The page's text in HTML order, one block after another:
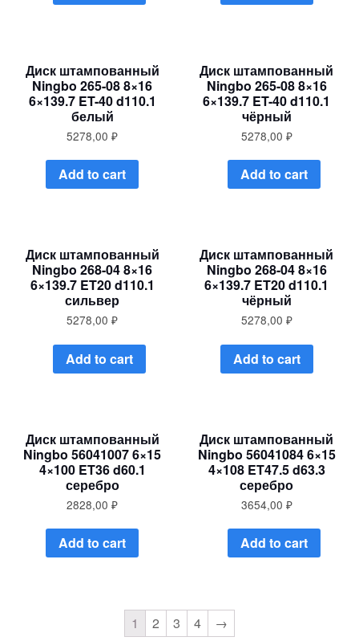
Диск штампованный
Ningbo 265-08 8×16
6×139.7 ET-40 d110.1
белый
5278,00₽
Add to cart
Диск штампованный
Ningbo 265-08 8×16
6×139.7 ET-40 d110.1
чёрный
5278,00 ₽
Add to cart
Диск штампованный
Ningbo 268-04 8×16
6×139.7 ET20 d110.1
сильвер
5278,00₽
Add to cart
Диск штампованный
Ningbo 268-04 8×16
6×139.7 ET20 d110.1
чёрный
5278,00 ₽
Add to cart
Диск штампованный
Ningbo 56041007 6×15
4×100 ET36 d60.1
серебро
2828,00₽
Add to cart
Диск штампованный
Ningbo 56041084 6×15
4×108 ET47.5 d63.3
серебро
3654,00 ₽
Add to cart
1 2 3 4 →